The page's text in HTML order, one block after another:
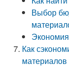
Выбор
Как
материалов